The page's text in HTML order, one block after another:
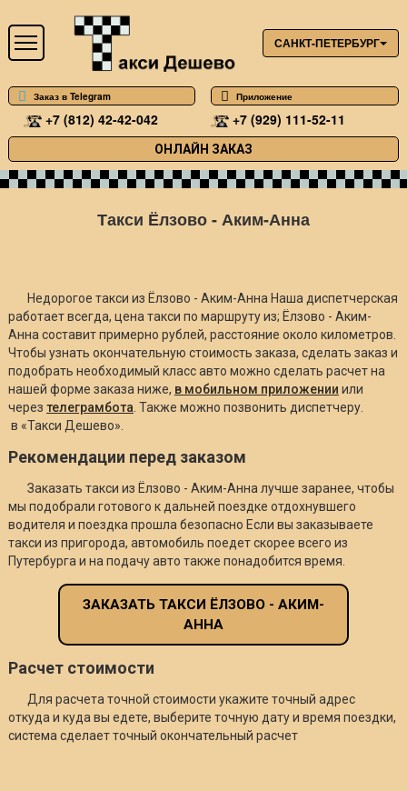
САНКТ-ПЕТЕРБУРГ
Заказ в Telegram Приложение
+7 (812) 42-42-042 +7 (929) 111-52-11
ОНЛАЙН ЗАКАЗ
Такси Ёлзово - Аким-Анна
Недорогое такси из Ёлзово - Аким-Анна Наша диспетчерская
работает всегда, цена такси по маршруту из; Ёлзово - Аким-
Анна составит примерно рублей, расстояние около километров.
Чтобы узнать окончательную стоимость заказа, сделать заказ и
подобрать необходимый класс авто можно сделать расчет на
нашей форме заказа ниже, в мобильном приложении или
через телеграмбота . Также можно позвонить диспетчеру.
в «Такси Дешево».
Рекомендации перед заказом
Заказать такси из Ёлзово - Аким-Анна лучше заранее, чтобы
мы подобрали готового к дальней поездке отдохнувшего
водителя и поездка прошла безопасно Если вы заказываете
такси из пригорода, автомобиль поедет скорее всего из
Путербурга и на подачу авто также понадобится время.
ЗАКАЗАТЬ ТАКСИ ЁЛЗОВО - АКИМ-
АННА
Расчет стоимости
Для расчета точной стоимости укажите точный адрес
откуда и куда вы едете, выберите точную дату и время поездки,
система сделает точный окончательный расчет